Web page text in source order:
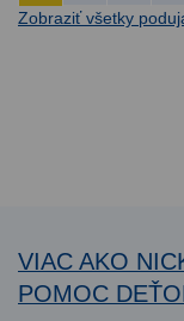
Zobraziť všetky
VIAC AKO
POMOC